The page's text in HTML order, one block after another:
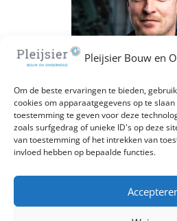
Pleijsier Bouw en
Om de beste ervaringen te bieden,
cookies om apparaatgegevens op te
toestemming te geven voor deze
zoals surfgedrag of unieke ID's op deze
van toestemming of het intrekken van
invloed hebben op bepaalde functies.